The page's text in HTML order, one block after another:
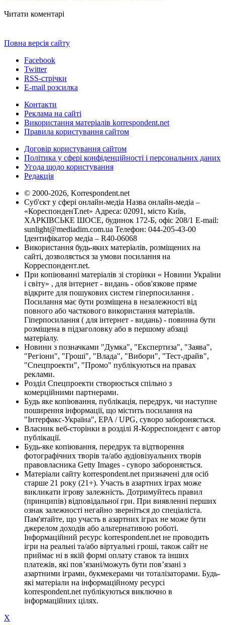
Читати коментарі
Повна версія сайту
Facebook
Twitter
RSS-стрічки
E-mail розсилка
Контакти
Реклама на сайті
Використання матеріалів korrespondent.net
Правила користування сайтом
Договір користування сайтом
Політика у сфері конфіденційності і персональних даних
Угода щодо користування
Редакція
© 2000-2026, Korrespondent.net
Суб'єкт у сфері онлайн-медіа Назва онлайн-медіа –
«КореспонденТ.net» Адреса: 02091, місто Київ,
ХАРКІВСЬКЕ ШОСЕ, будинок 172-Б, офіс 208/1 E-mail:
sunlight@mediadim.com.ua Телефон: 044-205-43-00
Ідентифікатор медіа – R40-06068
Використання будь-яких матеріалів, розміщених на
сайті, дозволяється за умови посилання на
Корреспондент.net.
При копіюванні матеріалів зі сторінки « Новини України
і світу» , для інтернет - видань - обов'язкове пряме
відкрите для пошукових систем гіперпосилання .
Посилання має бути розміщена в незалежності від
повного або часткового використання матеріалів.
Гіперпосилання ( для інтернет - видань) - повинна бути
розміщена в підзаголовку або в першому абзаці
матеріалу.
Новини з позначками "Думка", "Експертиза", "Заява",
"Регіони", "Гроші", "Влада", "Вибори", "Тест-драйв",
"Спецпроекти", "Промо" публікуються на правах
реклами.
Розділ Спецпроекти створюється спільно з
комерційними партнерами.
Будь яке копіювання, публікація, передрук, чи наступне
поширення інформації, що містить посилання на
"Інтерфакс-Україна", EPA / UPG, суворо забороняється.
Власник веб-сторінки в розділі Я-Корреспондент є автор
публікації.
Будь-яке копіювання, передрук та відтворення
фотографічних творів та/або аудіовізуальних творів
правовласника Getty Images - суворо забороняється.
Матеріали сайту korrespondent.net призначені для осіб
старше 21 року (21+). Участь в азартних іграх може
викликати ігрову залежність. Дотримуйтесь правил
(принципів) відповідальної гри. При виявленні перших
ознак залежності негайно зверніться до спеціаліста.
Пам'ятайте, що участь в азартних іграх не може бути
джерелом доходів або альтернативою роботі.
Інформаційний ресурс korrespondent.net не проводить
ігри на реальні та/або віртуальні гроші, також сайт не
приймає ні в якій формі оплату ставок та інших
платежів, які пов’язані/можуть бути пов’язані з
азартними іграми, букмекерами чи тоталізаторами. Будь-
які матеріали на інформаційному ресурсі
korrespondent.net публікуються виключно в
інформаційних цілях.
X